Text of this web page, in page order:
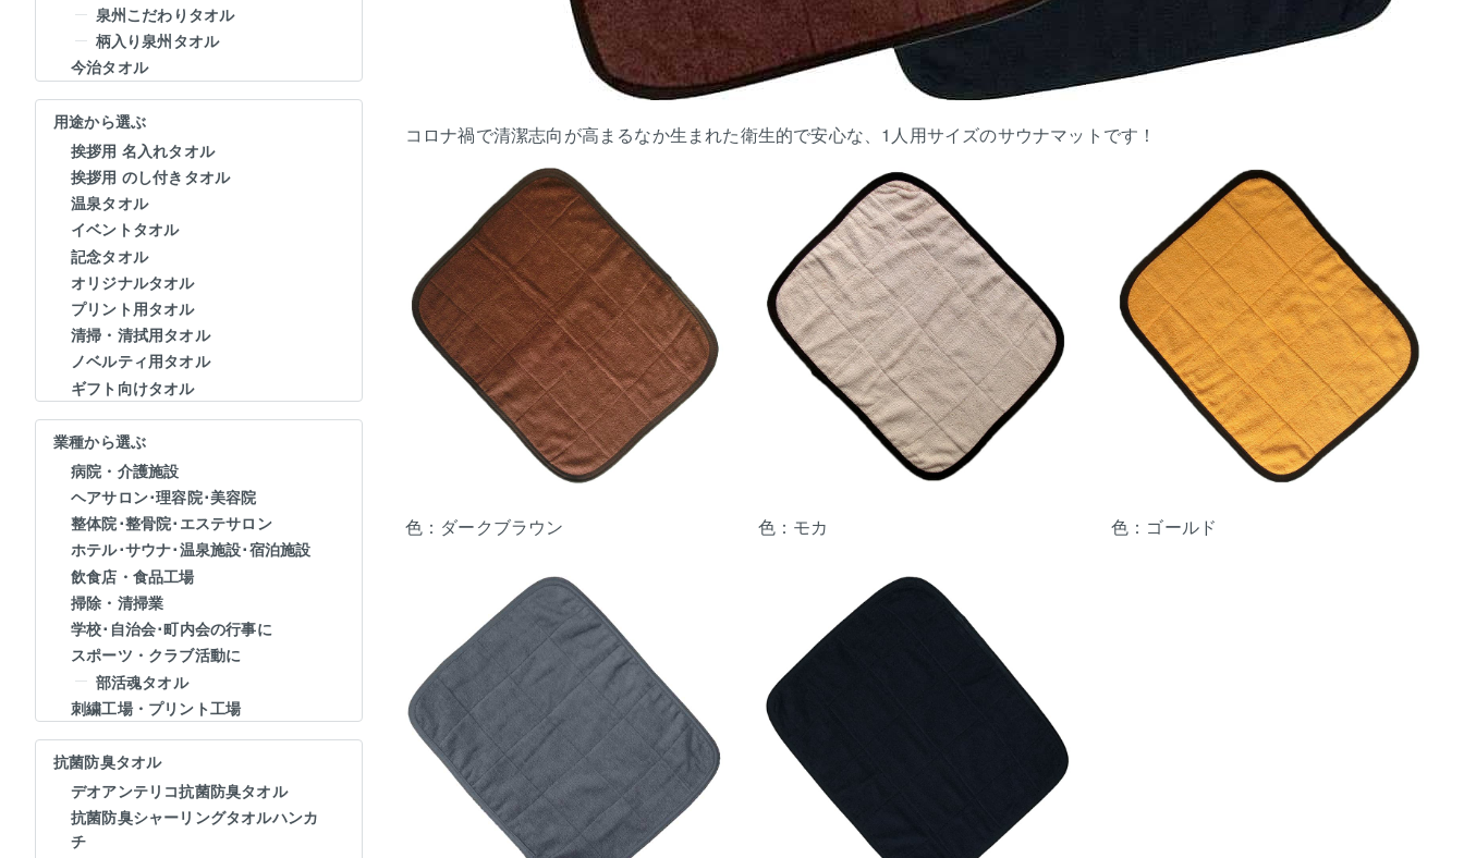
泉州こだわりタオル
柄入り泉州タオル
今治タオル
用途から選ぶ
挨拶用 名入れタオル
挨拶用 のし付きタオル
温泉タオル
イベントタオル
記念タオル
オリジナルタオル
プリント用タオル
清掃・清拭用タオル
ノベルティ用タオル
ギフト向けタオル
業種から選ぶ
病院・介護施設
ヘアサロン･理容院･美容院
整体院･整骨院･エステサロン
ホテル･サウナ･温泉施設･宿泊施設
飲食店・食品工場
掃除・清掃業
学校･自治会･町内会の行事に
スポーツ・クラブ活動に
部活魂タオル
刺繍工場・プリント工場
抗菌防臭タオル
デオアンテリコ抗菌防臭タオル
抗菌防臭シャーリングタオルハンカ
チ
コロナ禍で清潔志向が高まるなか生まれた衛生的で安心な、1人用サイズのサウナマットです！
色：ダークブラウン 色：モカ 色：ゴールド